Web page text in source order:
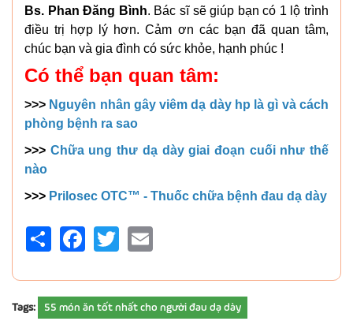
Bs. Phan Đăng Bình. Bác sĩ sẽ giúp bạn có 1 lộ trình
điều trị hợp lý hơn. Cảm ơn các bạn đã quan tâm,
chúc bạn và gia đình có sức khỏe, hạnh phúc !
Có thể bạn quan tâm:
>>> Nguyên nhân gây viêm dạ dày hp là gì và cách
phòng bệnh ra sao
>>> Chữa ung thư dạ dày giai đoạn cuối như thế
nào
>>> Prilosec OTC™ - Thuốc chữa bệnh đau dạ dày
Share FacebookTwitter
Tags: 55 món ăn tốt nhất cho người đau dạ dày